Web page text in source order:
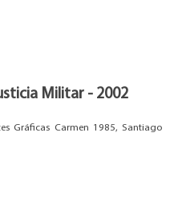
Militar - 2002
Gráficas Carmen 1985, Santiago